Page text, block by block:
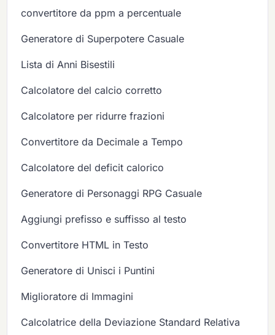
convertitore da ppm a percentuale
Generatore di Superpotere Casuale
Lista di Anni Bisestili
Calcolatore del calcio corretto
Calcolatore per ridurre frazioni
Convertitore da Decimale a Tempo
Calcolatore del deficit calorico
Generatore di Personaggi RPG Casuale
Aggiungi prefisso e suffisso al testo
Convertitore HTML in Testo
Generatore di Unisci i Puntini
Miglioratore di Immagini
Calcolatrice della Deviazione Standard Relativa